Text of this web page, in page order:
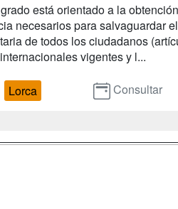
está orientado a la
necesarios para salvaguardar
de todos los ciudadanos
vigentes y l...
Lorca Consultar